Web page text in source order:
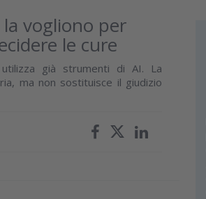
vogliono per
le cure
già strumenti di AI. La
ma non sostituisce il giudizio